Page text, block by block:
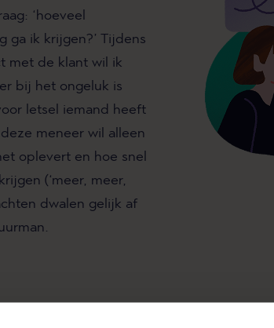
‘hoeveel
ga ik krijgen?’ Tijdens
met de klant wil ik
bij het ongeluk is
letsel iemand heeft
meneer wil alleen
oplevert en hoe snel
(‘meer, meer,
dwalen gelijk af